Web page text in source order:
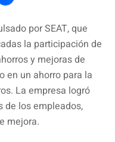
Compartir
por SEAT, que
la participación de
y mejoras de
en un ahorro para la
La empresa logró
de los empleados,
mejora.